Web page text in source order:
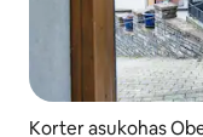
Korter asukohas